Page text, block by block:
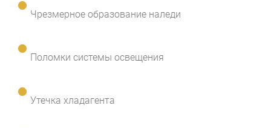
Чрезмерное образование наледи
Поломки системы освещения
Утечка хладагента